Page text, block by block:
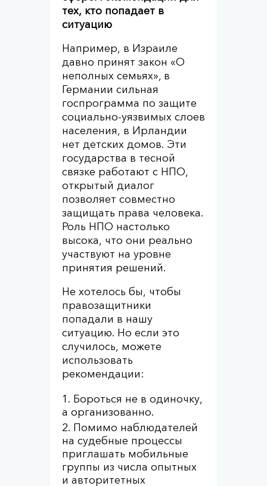
тех, кто попадает в
ситуацию
Например, в Израиле
давно принят закон «О
неполных семьях», в
Германии сильная
госпрограмма по защите
социально-уязвимых слоев
населения, в Ирландии
нет детских домов. Эти
государства в тесной
связке работают с НПО,
открытый диалог
позволяет совместно
защищать права человека.
Роль НПО настолько
высока, что они реально
участвуют на уровне
принятия решений.
Не хотелось бы, чтобы
правозащитники
попадали в нашу
ситуацию. Но если это
случилось, можете
использовать
рекомендации:
Бороться не в одиночку,
а организованно.
Помимо наблюдателей
на судебные процессы
приглашать мобильные
группы из числа опытных
и авторитетных